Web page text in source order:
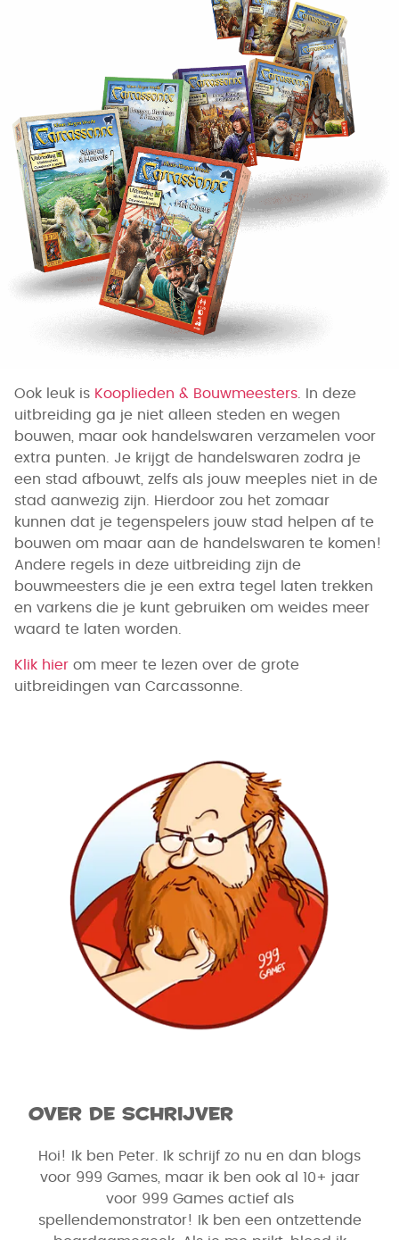
Ook leuk is Kooplieden & Bouwmeesters. In deze
uitbreiding ga je niet alleen steden en wegen
bouwen, maar ook handelswaren verzamelen voor
extra punten. Je krijgt de handelswaren zodra je
een stad afbouwt, zelfs als jouw meeples niet in de
stad aanwezig zijn. Hierdoor zou het zomaar
kunnen dat je tegenspelers jouw stad helpen af te
bouwen om maar aan de handelswaren te komen!
Andere regels in deze uitbreiding zijn de
bouwmeesters die je een extra tegel laten trekken
en varkens die je kunt gebruiken om weides meer
waard te laten worden.
Klik hier om meer te lezen over de grote
uitbreidingen van Carcassonne.
Over de schrijver
Hoi! Ik ben Peter. Ik schrijf zo nu en dan blogs
voor 999 Games, maar ik ben ook al 10+ jaar
voor 999 Games actief als
spellendemonstrator! Ik ben een ontzettende